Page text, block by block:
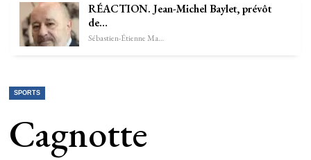
RÉACTION. Jean-Michel Baylet, prévôt
de…
Sébastien-Étienne Marechal
SPORTS
Cagnotte